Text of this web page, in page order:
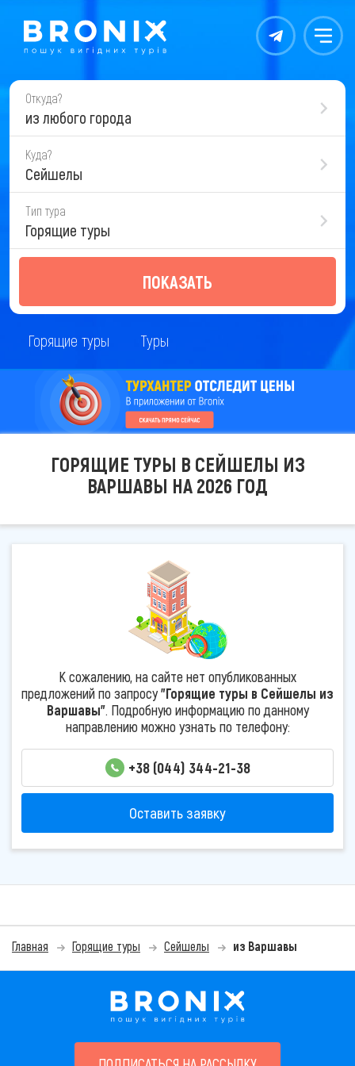
Контакты Меню
Откуда?
из любого города
Куда?
Сейшелы
Тип тура
Горящие туры
ПОКАЗАТЬ
Горящие туры Туры
ГОРЯЩИЕ ТУРЫ В СЕЙШЕЛЫ ИЗ
ВАРШАВЫ НА 2026 ГОД
К сожалению, на сайте нет опубликованных
предложений по запросу"Горящие туры в Сейшелы из
Варшавы". Подробную информацию по данному
направлению можно узнать по телефону:
+38 (044) 344-21-38
Оставить заявку
Главная Горящие туры Сейшелы из Варшавы